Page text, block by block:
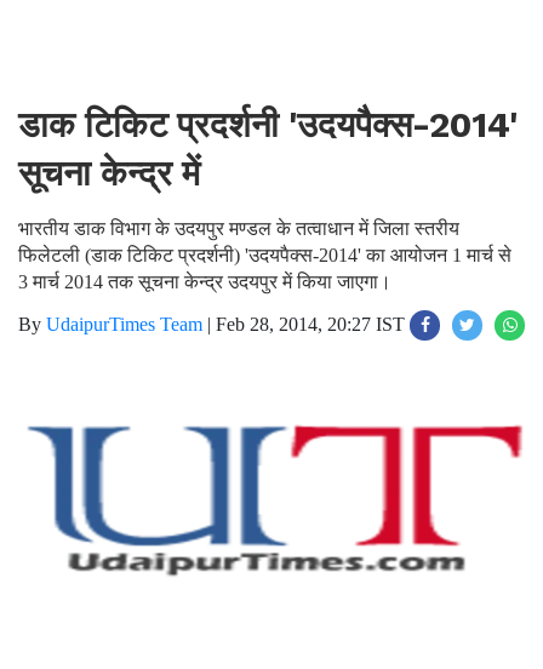
डाक टिकिट प्रदर्शनी 'उदयपैक्स-2014'
सूचना केन्द्र में
भारतीय डाक विभाग के उदयपुर मण्डल के तत्वाधान में जिला स्तरीय
फिलेटली (डाक टिकिट प्रदर्शनी) 'उदयपैक्स-2014' का आयोजन 1 मार्च से
3 मार्च 2014 तक सूचना केन्द्र उदयपुर में किया जाएगा।
By UdaipurTimes Team | Feb 28, 2014, 20:27 IST